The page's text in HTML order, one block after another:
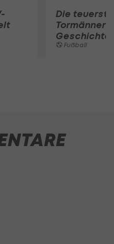
Die
Tormänner
Geschichte
Fußball